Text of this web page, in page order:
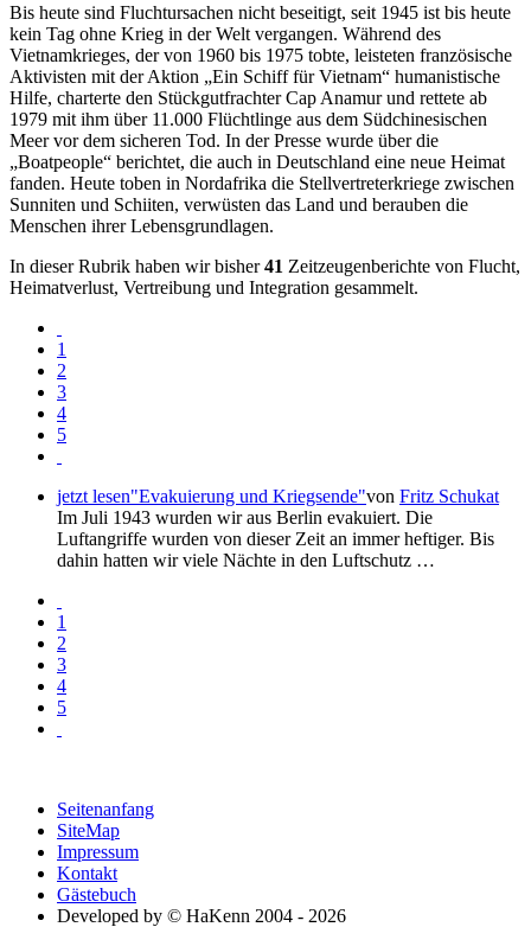
Bis heute sind Fluchtursachen nicht beseitigt, seit 1945 ist bis heute
kein Tag ohne Krieg in der Welt vergangen. Während des
Vietnamkrieges, der von 1960 bis 1975 tobte, leisteten französische
Aktivisten mit der Aktion
Ein Schiff für Vietnam
humanistische
Hilfe, charterte den Stückgutfrachter Cap Anamur und rettete ab
1979 mit ihm über 11.000 Flüchtlinge aus dem Südchinesischen
Meer vor dem sicheren Tod. In der Presse wurde über die
Boatpeople
berichtet, die auch in Deutschland eine neue Heimat
fanden. Heute toben in Nordafrika die Stellvertreterkriege zwischen
Sunniten und Schiiten, verwüsten das Land und berauben die
Menschen ihrer Lebensgrundlagen.
In dieser Rubrik haben wir bisher41 Zeitzeugenberichte von Flucht,
Heimatverlust, Vertreibung und Integration gesammelt.
1
2
3
4
5
jetzt lesen"Evakuierung und Kriegsende"von Fritz Schukat
Im Juli 1943 wurden wir aus Berlin evakuiert. Die
Luftangriffe wurden von dieser Zeit an immer heftiger. Bis
dahin hatten wir viele Nächte in den Luftschutz …
1
2
3
4
5
Seitenanfang
SiteMap
Impressum
Kontakt
Gästebuch
Developed by © HaKenn 2004 - 2026